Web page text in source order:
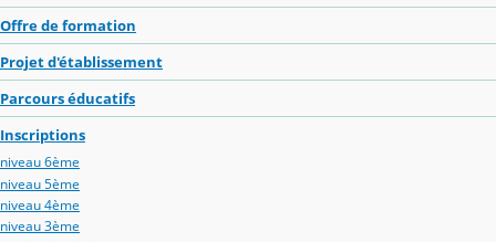
Offre de formation
Projet d'établissement
Parcours éducatifs
Inscriptions
niveau 6ème
niveau 5ème
niveau 4ème
niveau 3ème